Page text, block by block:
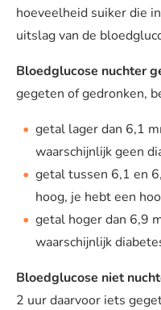
hoeveelheid suiker die
uitslag van de
Bloedglucose nuchter
gegeten of gedronken,
getal lager dan 6,1
waarschijnlijk geen
getal tussen 6,1 en
hoog, je hebt een
getal hoger dan 6,9
waarschijnlijk
Bloedglucose niet
2 uur daarvoor iets